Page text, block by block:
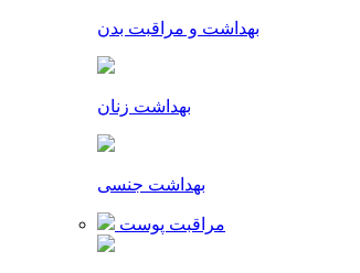
بهداشت و مراقبت بدن
بهداشت زنان
بهداشت جنسی
مراقبت پوست